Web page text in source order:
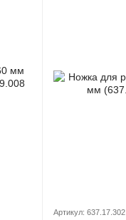
Артикул: 637.17.302